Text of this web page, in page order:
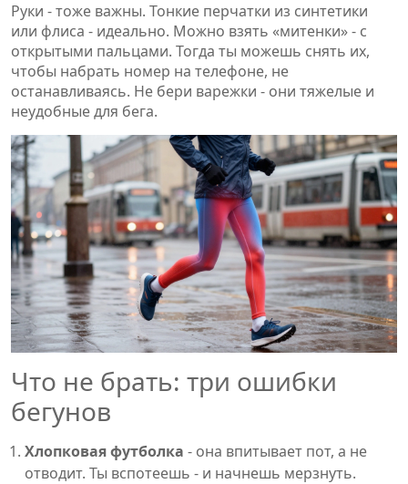
Руки - тоже важны. Тонкие перчатки из синтетики
или флиса - идеально. Можно взять «митенки» - с
открытыми пальцами. Тогда ты можешь снять их,
чтобы набрать номер на телефоне, не
останавливаясь. Не бери варежки - они тяжелые и
неудобные для бега.
Что не брать: три ошибки
бегунов
Хлопковая футболка - она впитывает пот, а не
отводит. Ты вспотеешь - и начнешь мерзнуть.